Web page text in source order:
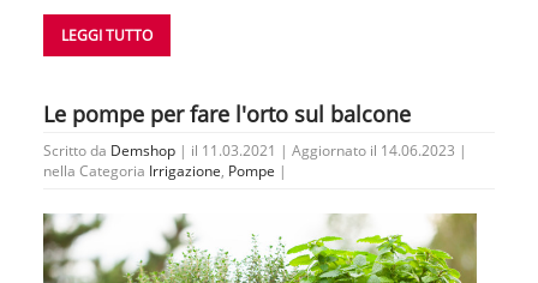
LEGGI TUTTO
Le pompe per fare l'orto sul balcone
Scritto da Demshop | il 11.03.2021 | Aggiornato il 14.06.2023 |
nella Categoria Irrigazione, Pompe |